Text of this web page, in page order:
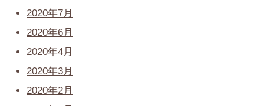
2020年7月
2020年6月
2020年4月
2020年3月
2020年2月